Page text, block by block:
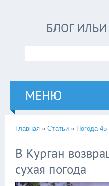
БЛОГ
МЕНЮ
Главная » Статьи » Погода 45
В Курган
сухая погода